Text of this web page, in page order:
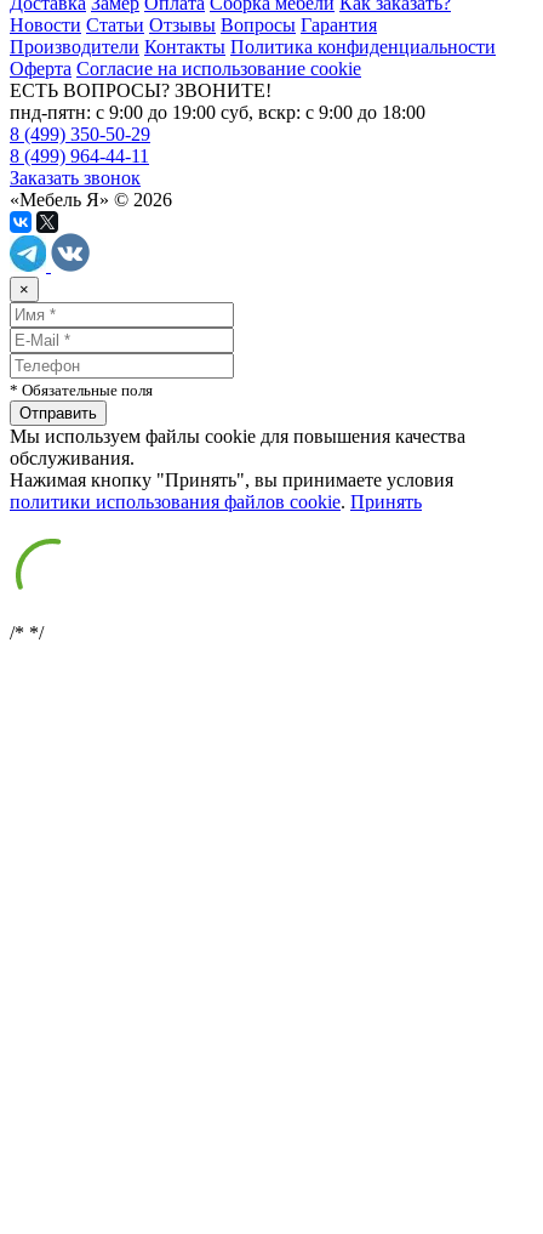
Новости Статьи Отзывы Вопросы Гарантия
Производители Контакты Политика конфиденциальности
Оферта Согласие на использование cookie
ЕСТЬ ВОПРОСЫ? ЗВОНИТЕ!
пнд-пятн: с 9:00 до 19:00 суб, вскр: с 9:00 до 18:00
8 (499) 350-50-29
8 (499) 964-44-11
Заказать звонок
«Мебель Я» © 2026
×
* Обязательные поля
Мы используем файлы cookie для повышения качества
обслуживания.
Нажимая кнопку "Принять", вы принимаете условия
политики использования файлов cookie. Принять
/* */